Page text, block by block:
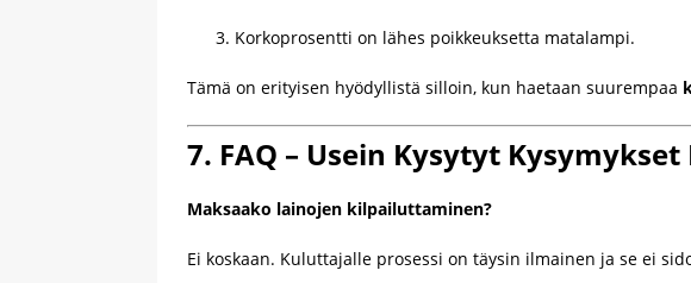
Korkoprosentti on lähes poikkeuksetta matalampi.
Tämä on erityisen hyödyllistä silloin, kun haetaan suurempaa
7. FAQ – Usein Kysytyt
Maksaako lainojen kilpailuttaminen?
Ei koskaan. Kuluttajalle prosessi on täysin ilmainen ja se ei